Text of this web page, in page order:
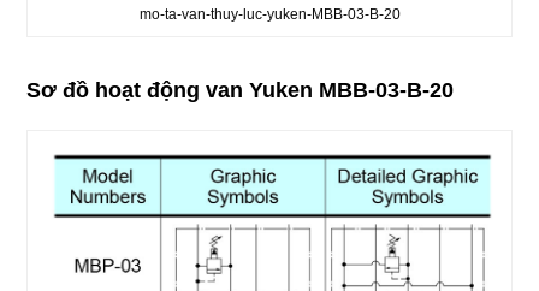
mo-ta-van-thuy-luc-yuken-MBB-03-B-20
Sơ đồ hoạt động van Yuken MBB-03-B-20